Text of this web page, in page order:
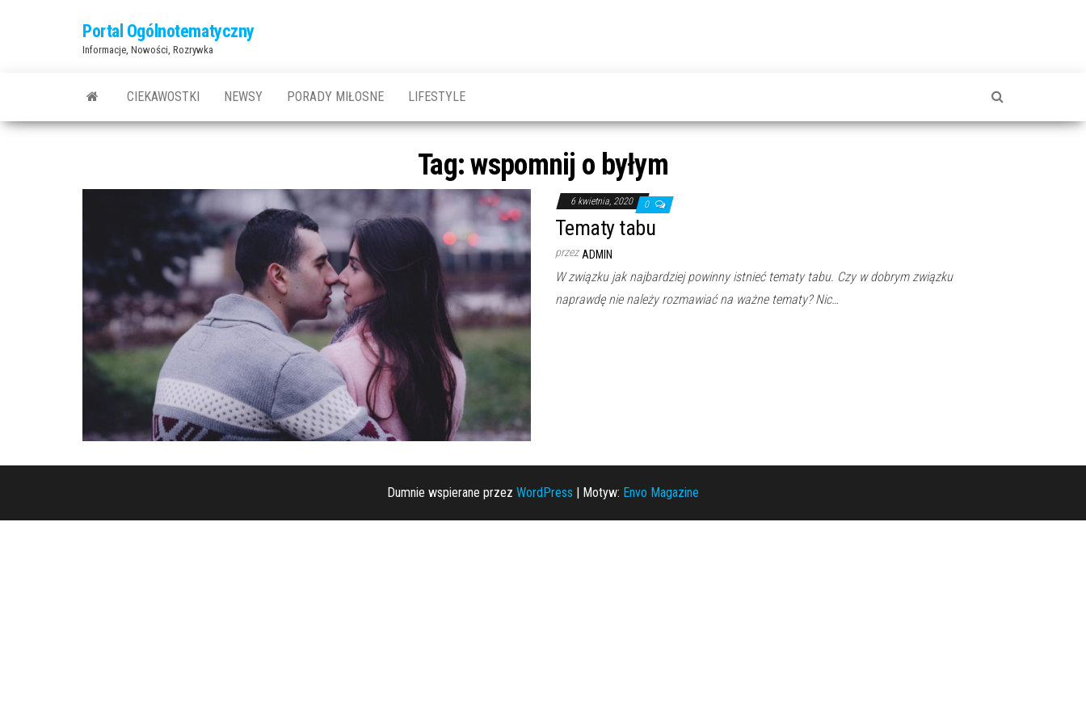
Portal Ogólnotematyczny
Informacje, Nowości, Rozrywka
CIEKAWOSTKI NEWSY PORADY MIŁOSNE LIFESTYLE
Tag:wspomnij o byłym
6 kwietnia, 2020 0
Tematy tabu
przez ADMIN
W związku jak najbardziej powinny istnieć tematy tabu. Czy w dobrym związku
naprawdę nie należy rozmawiać na ważne tematy? Nic…
Dumnie wspierane przez WordPress Motyw: Envo Magazine